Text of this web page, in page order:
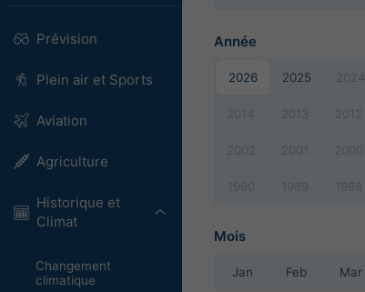
Prévision
Plein air et Sports
Aviation
Agriculture
Historique et
Climat
Changement
climatique
Année
2026 2025 2024
2014 2013 2012
2002 2001 2000
1990 1989 1988
Mois
Jan Feb Mar